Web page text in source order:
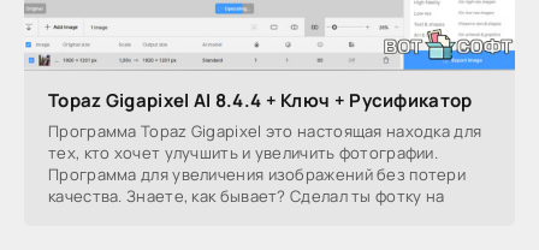
Topaz Gigapixel AI 8.4.4 + Ключ + Русификатор
Программа Topaz Gigapixel это настоящая находка для
тех, кто хочет улучшить и увеличить фотографии.
Программа для увеличения изображений без потери
качества. Знаете, как бывает? Сделал ты фотку на